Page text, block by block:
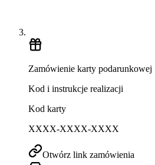
Zamówienie karty podarunkowej
Kod i instrukcje realizacji
Kod karty
XXXX-XXXX-XXXX
Otwórz link zamówienia